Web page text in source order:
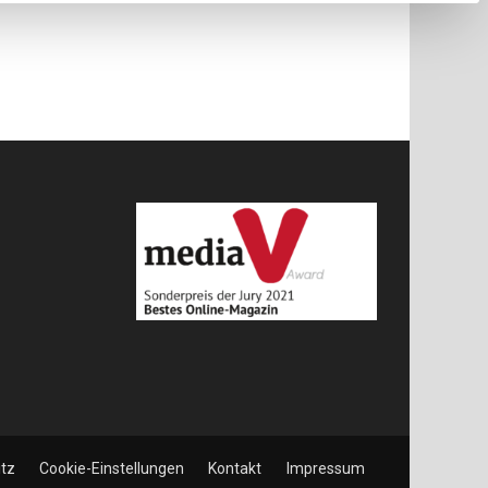
Cookie-Einstellungen Kontakt Impressum